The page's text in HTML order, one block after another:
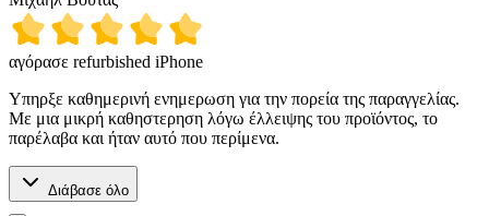
αγόρασε refurbished iPhone
Υπηρξε καθημερινή ενημερωση για την πορεία της παραγγελίας.
Με μια μικρή καθηστερηση λόγω έλλειψης του προϊόντος, το
παρέλαβα και ήταν αυτό που περίμενα.
Διάβασε όλο